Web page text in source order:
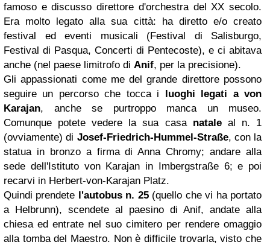
famoso e discusso direttore d'orchestra del XX secolo.
Era molto legato alla sua città: ha diretto e/o creato
festival ed eventi musicali (Festival di Salisburgo,
Festival di Pasqua, Concerti di Pentecoste), e ci abitava
anche (nel paese limitrofo di Anif, per la precisione).
Gli appassionati come me del grande direttore possono
seguire un percorso che tocca i luoghi legati a von
Karajan, anche se purtroppo manca un museo.
Comunque potete vedere la sua casa nataleal n. 1
(ovviamente) di Josef-Friedrich-Hummel-Straße, con la
statua in bronzo a firma di Anna Chromy; andare alla
sede dell'Istituto von Karajan in Imbergstraße 6; e poi
recarvi in Herbert-von-Karajan Platz.
Quindi prendete l'autobus n. 25(quello che vi ha portato
a Helbrunn), scendete al paesino di Anif, andate alla
chiesa ed entrate nel suo cimitero per rendere omaggio
alla tomba del Maestro. Non è difficile trovarla, visto che